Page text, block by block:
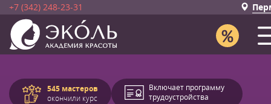
+7 (342) 248-23-31
545 мастеров
окончили курс
Включает программу
трудоустройства